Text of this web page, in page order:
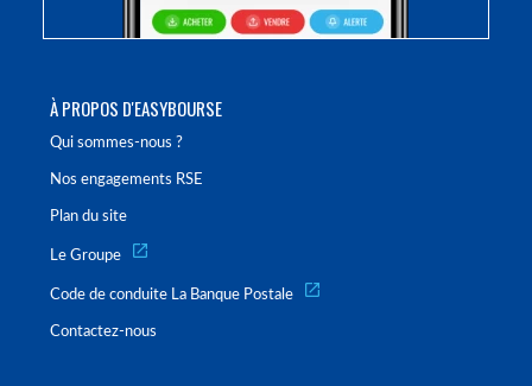
À PROPOS D'EASYBOURSE
Qui sommes-nous ?
Nos engagements RSE
Plan du site
Le Groupe
Code de conduite La Banque Postale
Contactez-nous